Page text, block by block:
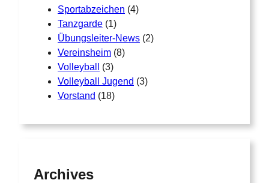
Sportabzeichen (4)
Tanzgarde (1)
Übungsleiter-News (2)
Vereinsheim (8)
Volleyball
(3)
Volleyball Jugend (3)
Vorstand (18)
Archives